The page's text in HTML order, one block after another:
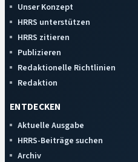
Unser Konzept
HRRS unterstützen
HRRS zitieren
Publizieren
Redaktionelle Richtlinien
Redaktion
ENTDECKEN
Aktuelle Ausgabe
HRRS-Beiträge suchen
Archiv